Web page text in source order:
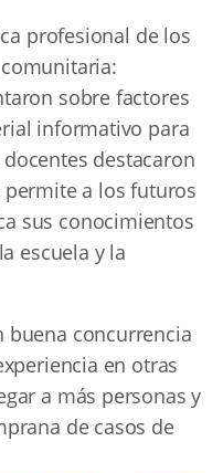
profesional de los
sobre factores
informativo para
destacaron
a los futuros
sus conocimientos
escuela y la
buena concurrencia
en otras
a más personas y
de casos de